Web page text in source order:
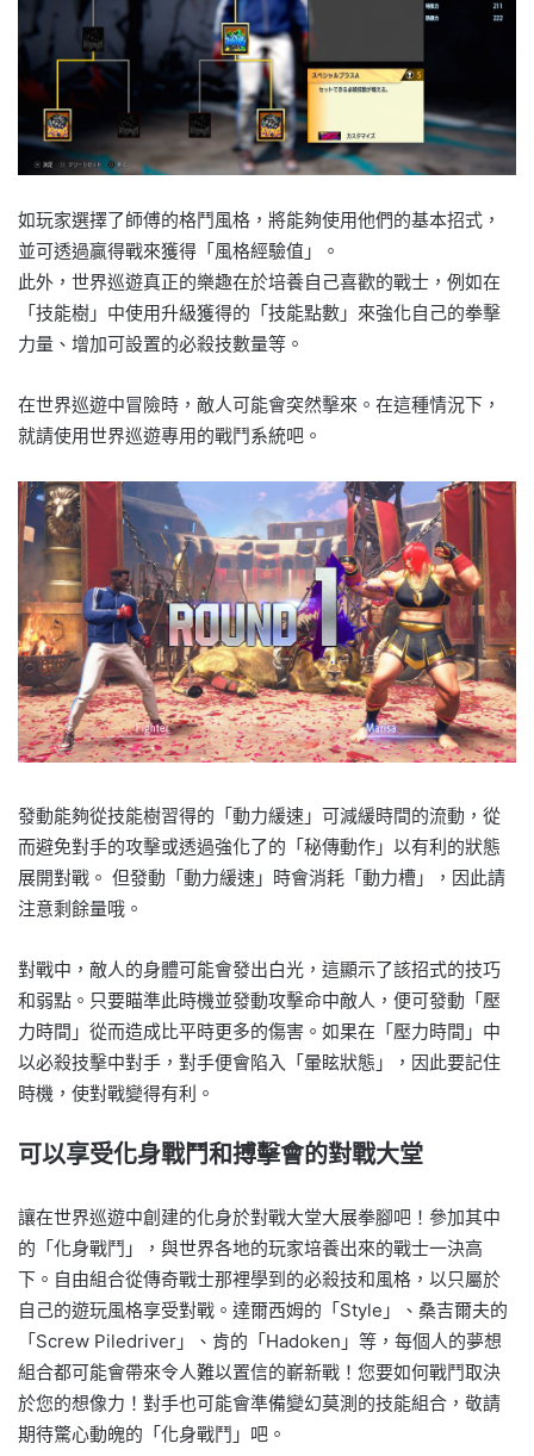
如玩家選擇了師傅的格鬥風格，將能夠使用他們的基本招式，
並可透過贏得戰來獲得「風格經驗值」。
此外，世界巡遊真正的樂趣在於培養自己喜歡的戰士，例如在
「技能樹」中使用升級獲得的「技能點數」來強化自己的拳擊
力量、增加可設置的必殺技數量等。
在世界巡遊中冒險時，敵人可能會突然擊來。在這種情況下，
就請使用世界巡遊專用的戰鬥系統吧。
發動能夠從技能樹習得的「動力緩速」可減緩時間的流動，從
而避免對手的攻擊或透過強化了的「秘傳動作」以有利的狀態
展開對戰。 但發動「動力緩速」時會消耗「動力槽」，因此請
注意剩餘量哦。
對戰中，敵人的身體可能會發出白光，這顯示了該招式的技巧
和弱點。只要瞄準此時機並發動攻擊命中敵人，便可發動「壓
力時間」從而造成比平時更多的傷害。如果在「壓力時間」中
以必殺技擊中對手，對手便會陷入「暈眩狀態」，因此要記住
時機，使對戰變得有利。
可以享受化身戰鬥和搏擊會的對戰大堂
讓在世界巡遊中創建的化身於對戰大堂大展拳腳吧！參加其中
的「化身戰鬥」，與世界各地的玩家培養出來的戰士一決高
下。自由組合從傳奇戰士那裡學到的必殺技和風格，以只屬於
自己的遊玩風格享受對戰。達爾西姆的「Style」、桑吉爾夫的
「Screw Piledriver」、肯的「Hadoken」等，每個人的夢想
組合都可能會帶來令人難以置信的嶄新戰！您要如何戰鬥取決
於您的想像力！對手也可能會準備變幻莫測的技能組合，敬請
期待驚心動魄的「化身戰鬥」吧。